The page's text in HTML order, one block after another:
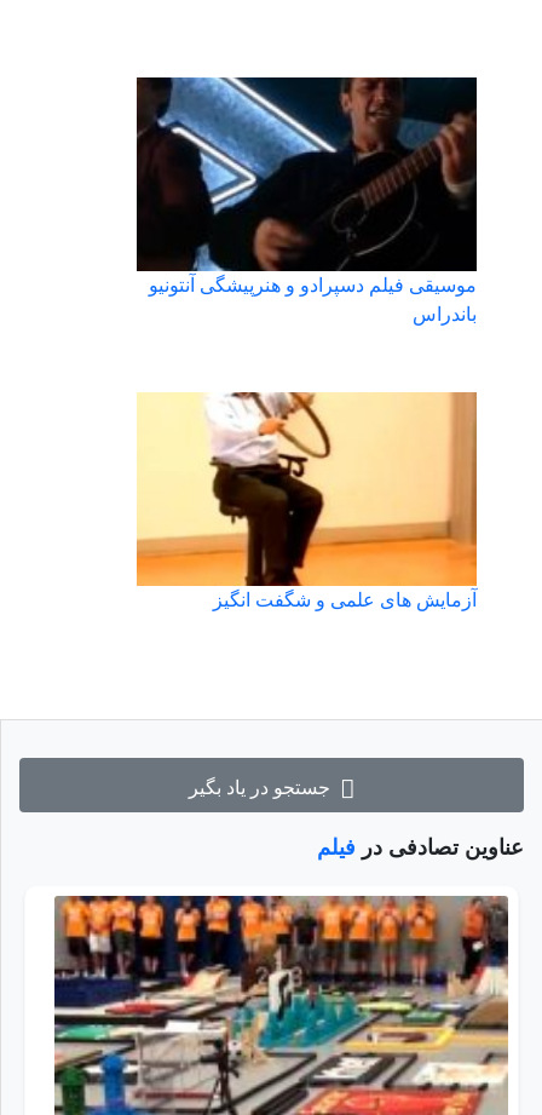
جستجو در یاد بگیر
عناوین تصادفی در فیلم
موسیقی فیلم دسپرادو و هنرپیشگی آنتونیو
باندراس
آزمایش های علمی و شگفت انگیز